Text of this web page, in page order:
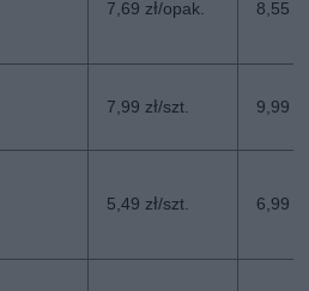
7,69 zł/opak. 8,55
7,99 zł/szt. 9,99
5,49 zł/szt. 6,99